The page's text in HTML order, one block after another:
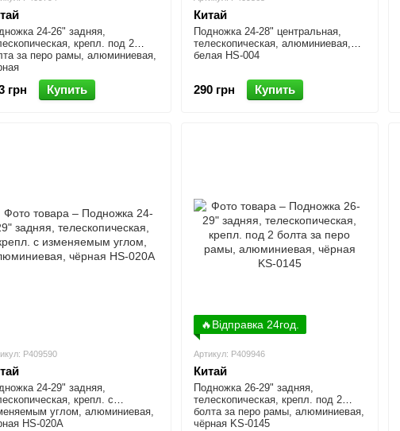
24-26" задняя,
крепл. под 2
за перо рамы, алюминиевая,
грн Купить
Китай
Подножка 24-28" центральная,
телескопическая, алюминиевая,
белая HS-004
290 грн Купить
P409590
24-29" задняя,
крепл. с
углом, алюминиевая,
HS-020A
🔥Відправка 24год.
Артикул: P409946
Китай
Подножка 26-29" задняя,
телескопическая, крепл. под 2
болта за перо рамы, алюминиевая,
чёрная KS-0145